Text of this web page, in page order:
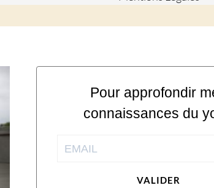
Pour approfondir
connaissances du
VALIDER